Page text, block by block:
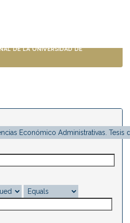
de la Universidad de